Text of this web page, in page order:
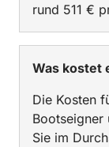
rund 511 €
Was kostet
Die Kosten
Bootseigner
Sie im